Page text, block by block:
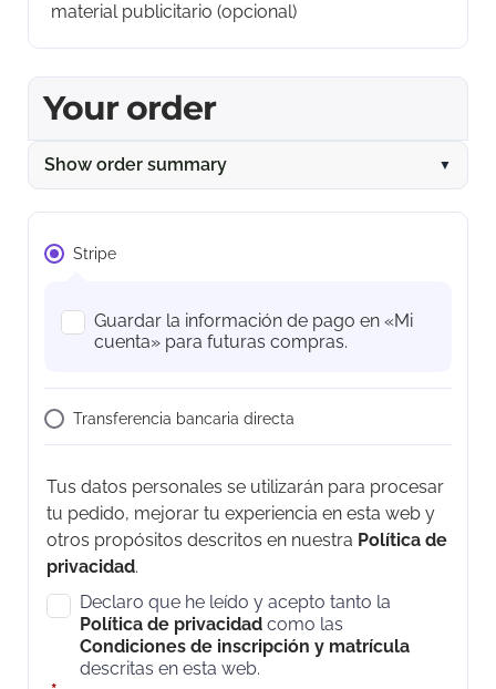
material publicitario (opcional)
Your order
Show order summary ▼
Stripe
Guardar la información de pago en «Mi
cuenta» para futuras compras.
Transferencia bancaria directa
Tus datos personales se utilizarán para procesar
tu pedido, mejorar tu experiencia en esta web y
otros propósitos descritos en nuestra Política de
privacidad.
Declaro que he leído y acepto tanto la
Política de privacidad como las
Condiciones de inscripción y matrícula
descritas en esta web.